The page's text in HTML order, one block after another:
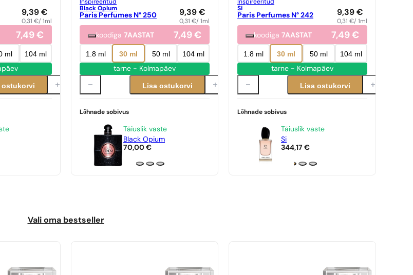
9,39 €
0,31 €/ 1ml
7,49 €
ml 104 ml
ostukorvi
Inspireeritud
Black Opium
Paris Perfumes N° 250 9,39 €
0,31 €/ 1ml
koodiga 7AASTAT 7,49 €
1.8 ml 30 ml 50 ml 104 ml
tarne - Kolmapäev
Lisa ostukorvi
Lõhnade sobivus
Täiuslik vaste
Black Opium
70,00 €
Inspireeritud
Si
Paris Perfumes N° 242 9,39 €
0,31 €/ 1ml
koodiga 7AASTAT 7,49 €
1.8 ml 30 ml 50 ml 104 ml
tarne - Kolmapäev
Lisa ostukorvi
Lõhnade sobivus
Täiuslik vaste
Si
344,17 €
Vali oma bestseller